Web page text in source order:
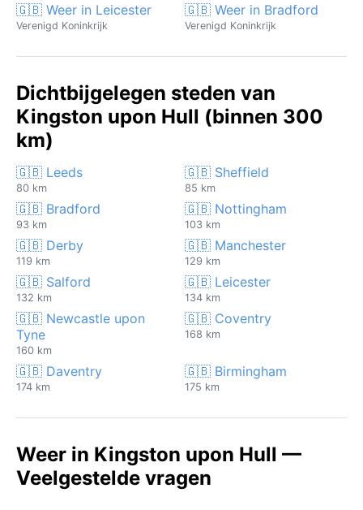
🇬🇧 Weer in Leicester
Verenigd Koninkrijk
🇬🇧 Weer in Bradford
Verenigd Koninkrijk
Dichtbijgelegen steden van
Kingston upon Hull (binnen 300
km)
🇬🇧 Leeds
80 km
🇬🇧 Sheffield
85 km
🇬🇧 Bradford
93 km
🇬🇧 Nottingham
103 km
🇬🇧 Derby
119 km
🇬🇧 Manchester
129 km
🇬🇧 Salford
132 km
🇬🇧 Leicester
134 km
🇬🇧 Newcastle upon
Tyne
160 km
🇬🇧 Coventry
168 km
🇬🇧 Daventry
174 km
🇬🇧 Birmingham
175 km
Weer in Kingston upon Hull —
Veelgestelde vragen